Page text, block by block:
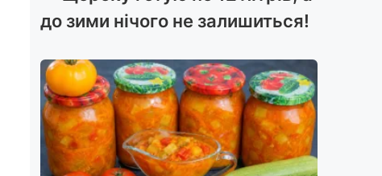
до зими нічого не залишиться!